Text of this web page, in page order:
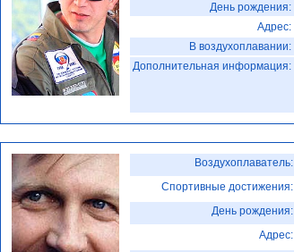
День рождения:
Адрес:
В воздухоплавании:
Дополнительная информация:
Воздухоплаватель:
Спортивные достижения:
День рождения:
Адрес: